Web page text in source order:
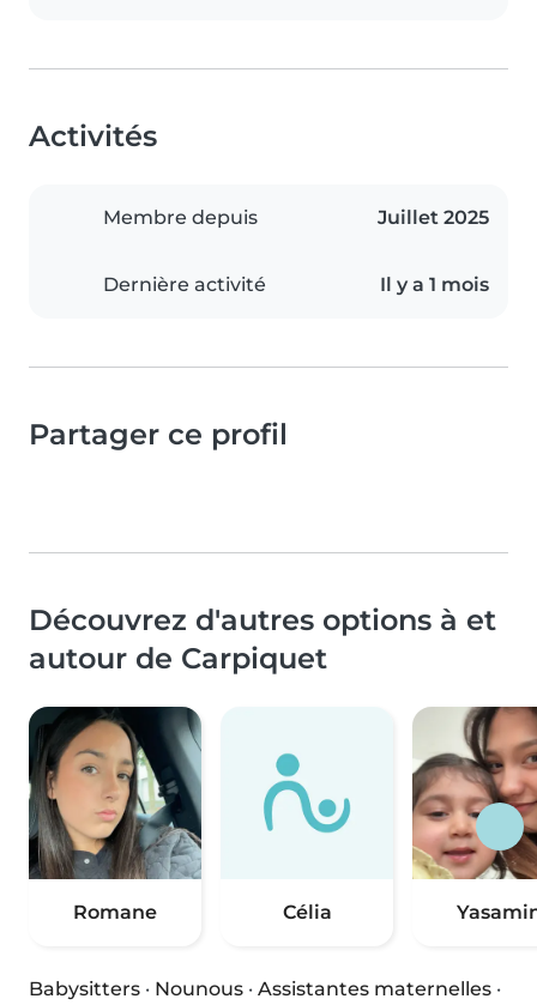
Activités
Membre depuis Juillet 2025
Dernière activité Il y a 1 mois
Partager ce profil
Découvrez d'autres options à et
autour de Carpiquet
Romane Célia
Babysitters · Nounous · Assistantes maternelles ·